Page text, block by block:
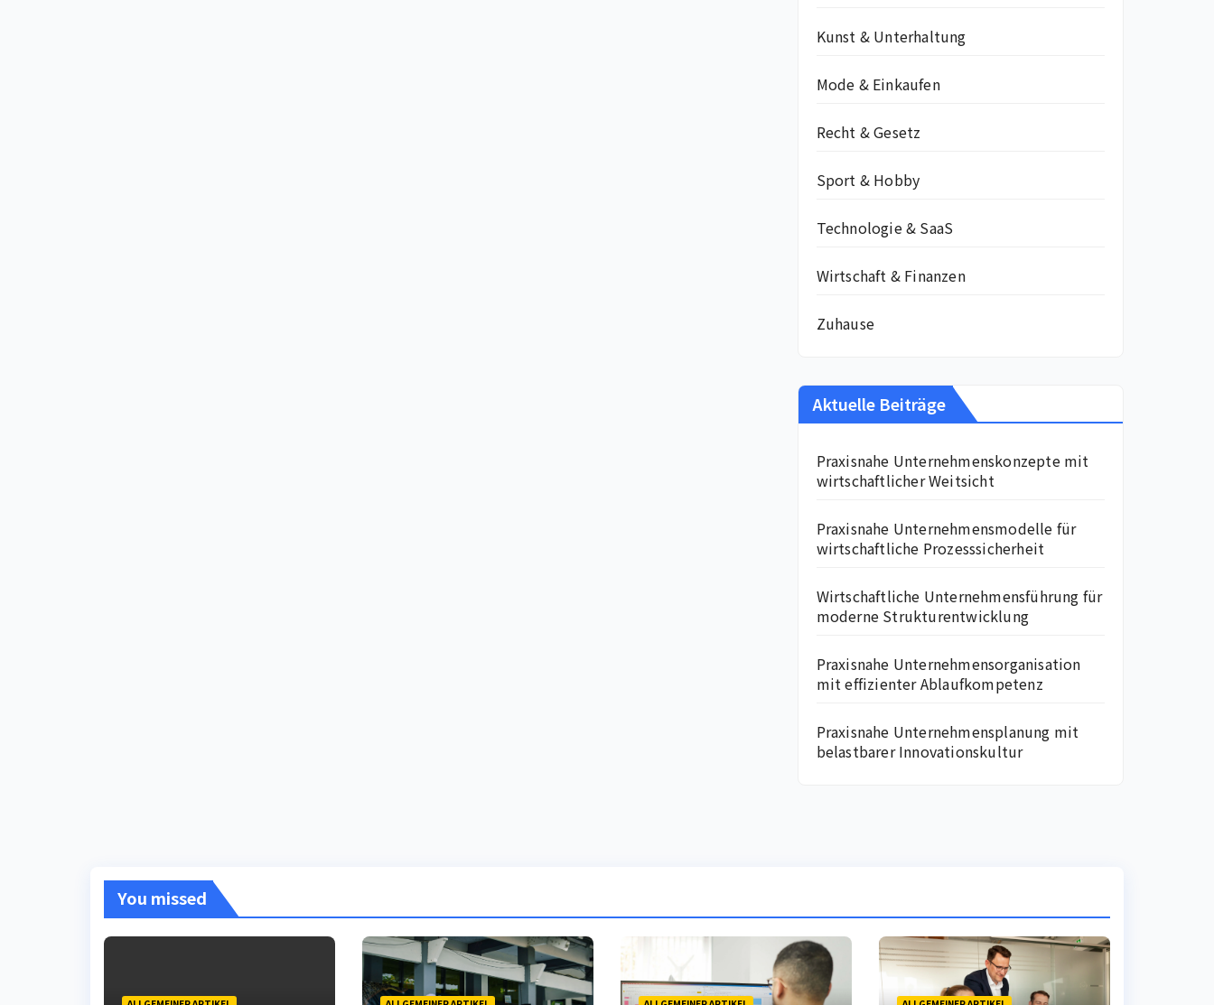
Kunst & Unterhaltung
Mode & Einkaufen
Recht & Gesetz
Sport & Hobby
Technologie & SaaS
Wirtschaft & Finanzen
Zuhause
Aktuelle Beiträge
Praxisnahe Unternehmenskonzepte mit
wirtschaftlicher Weitsicht
Praxisnahe Unternehmensmodelle für
wirtschaftliche Prozesssicherheit
Wirtschaftliche Unternehmensführung für
moderne Strukturentwicklung
Praxisnahe Unternehmensorganisation
mit effizienter Ablaufkompetenz
Praxisnahe Unternehmensplanung mit
belastbarer Innovationskultur
You missed